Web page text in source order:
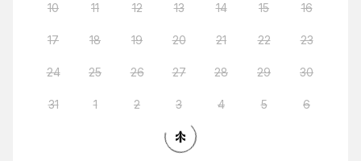
10 11 12 13 14 15 16
17 18 19 20 21 22 23
24 25 26 27 28 29 30
31 1 2 3 4 5 6